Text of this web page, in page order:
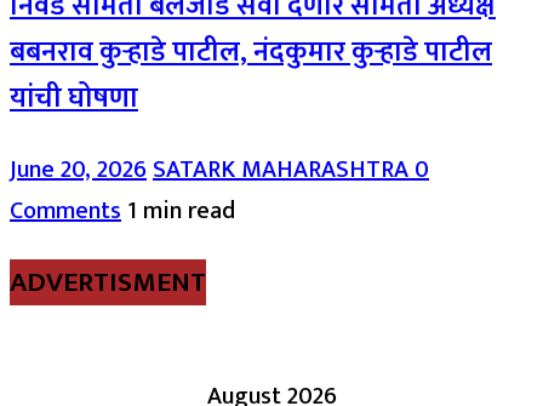
बबनराव कुऱ्हाडे पाटील, नंदकुमार कुऱ्हाडे पाटील
यांची घोषणा
June 20, 2026SATARK MAHARASHTRA0
Comments1 min read
ADVERTISMENT
August 2026